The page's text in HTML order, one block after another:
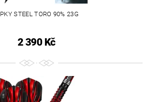
STEEL TORO 90% 23G
2 390 Kč